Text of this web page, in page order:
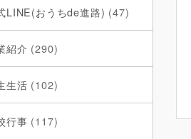
LINE(おうちde進路) (47)
紹介 (290)
生活 (102)
行事 (117)